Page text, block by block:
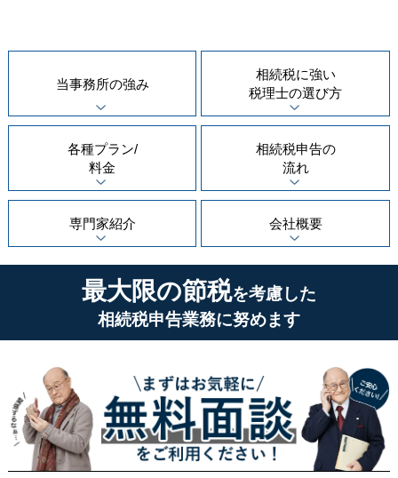
当事務所の強み
相続税に強い
税理士の選び方
各種プラン/
料金
相続税申告の
流れ
専門家紹介 会社概要
最大限の節税を考慮した
相続税申告業務に努めます